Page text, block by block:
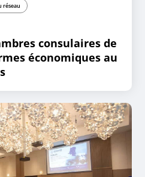
réseau
consulaires de
économiques au